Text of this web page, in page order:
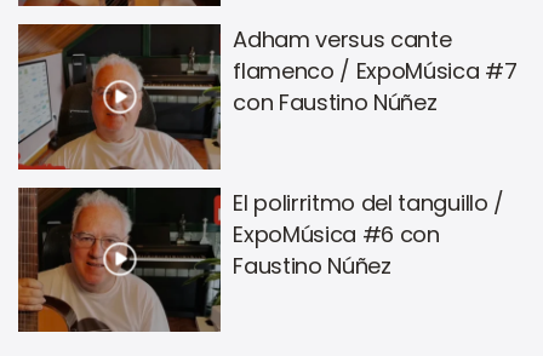
Adham versus cante
flamenco / ExpoMúsica #7
con Faustino Núñez
El polirritmo del tanguillo /
ExpoMúsica #6 con
Faustino Núñez